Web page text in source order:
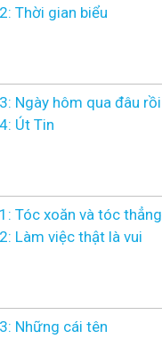
Thời gian biểu
Ngày hôm qua đâu rồi
Út Tin
Tóc xoăn và tóc thẳng
Làm việc thật là vui
Những cái tên